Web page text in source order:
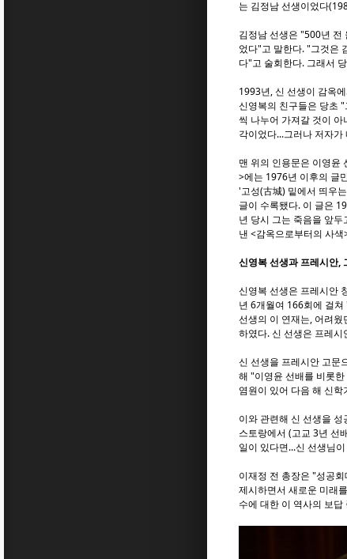
는 김정남 선생이었다
김정남 선생은 "500년 전
었다"고 말한다. "그것은
다"고 술회한다. 그래서
1993년, 신 선생이 감옥
신영복의 친구들은 당초
씩 나누어 가져갈 것이
각이었다...그러나 저자
맨 위의 인용문은 이영윤
>에는 1976년 이후의 글
'고성(古城) 밑에서 띄우
글이 수록됐다. 이 글은
년 당시 그는 죽음을 앞
낸 <감옥으로부터의 사
신영복 선생과 프레시안,
신영복 선생은 프레시안
년 6개월여 166회에 걸
선생의 이 연재는, 어려
하였다. 신 선생은 프레
신 선생을 프레시안 고문
해 "이영윤 선배를 비롯
염원이 있어 다음 해 신
이와 관련해 신 선생을
스토랑에서 (고교 3년 선
일이 있다면...신 선생님
이재정 전 총장은 "성공
제시하면서 새로운 미래
수에 대한 이 역사의 보